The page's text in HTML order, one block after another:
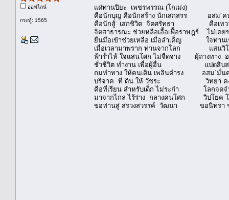
ออฟไลน์
กระทู้: 1565
แด่ท่านปิยะ เพชรพรรณ (โกเม่ง)
คือนักบุญ คือนักสร้าง นักเสกสรร อสม´ค
คือนักสู้ เสกชิวิต จิตศรัทธา คือเทวา ม
จิตสาธารณะ ช่วยหลือเอื้อเฟื้อราษฎร์ ไม่เค
ยื่นมือเข้าช่วยเหลือ เมื่อลำเค็ญ ใจท่านเ
เมื่อเวลามาพราก ท่านจากโลก แสนวิโ
ฟ้าร่ำไห้ ใจแสนโศก ไม่จืดจาง ผุ้ถางทาง
ชั่วชีวิต ทำงาน เพื่อผู้อื่น แปดสิบสอง
ถมทำทาง ให้คนเดิน เพลินดำรง อสม´มั่นค
บริจาค ที่ ดิน ให้ วัชระ วิทยา คงจ
คือที่เรียน สำหรับเด็ก ไม่ระกำ โลกจดจำ
มาจากไกล ไร้ร่าง กลางคนโศก วิปโยค
ขอท่านสู่ สรวงสวรรค์